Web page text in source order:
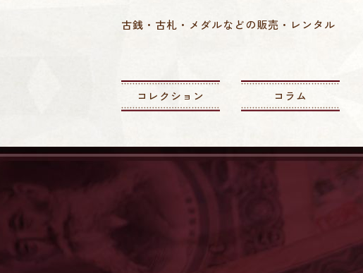
古銭・古札・メダルなどの販売・レンタル
コレクション コラム